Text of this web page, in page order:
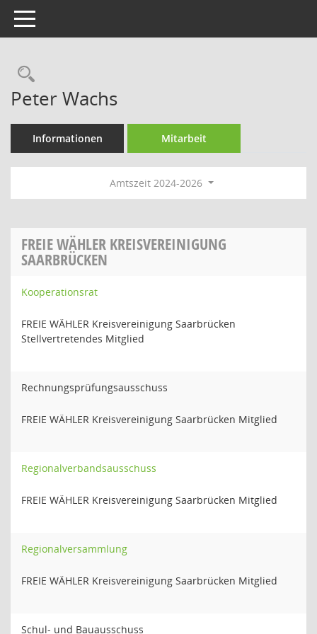
Toggle navigation
Rechercheauswahl
Peter Wachs
Informationen Mitarbeit
Amtszeit 2024-2026
FREIE WÄHLER KREISVEREINIGUNG
SAARBRÜCKEN
Kooperationsrat
FREIE WÄHLER Kreisvereinigung Saarbrücken
Stellvertretendes Mitglied
Rechnungsprüfungsausschuss
FREIE WÄHLER Kreisvereinigung Saarbrücken Mitglied
Regionalverbandsausschuss
FREIE WÄHLER Kreisvereinigung Saarbrücken Mitglied
Regionalversammlung
FREIE WÄHLER Kreisvereinigung Saarbrücken Mitglied
Schul- und Bauausschuss